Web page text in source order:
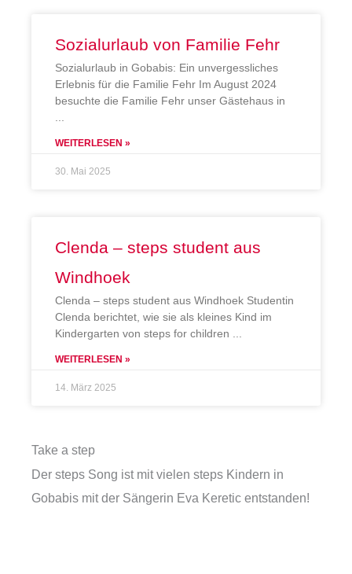
Sozialurlaub von Familie Fehr
Sozialurlaub in Gobabis: Ein unvergessliches
Erlebnis für die Familie Fehr Im August 2024
besuchte die Familie Fehr unser Gästehaus in
WEITERLESEN »
30. Mai 2025
Clenda – steps student aus
Windhoek
Clenda – steps student aus Windhoek Studentin
Clenda berichtet, wie sie als kleines Kind im
Kindergarten von steps for children
WEITERLESEN »
14. März 2025
Take a step
Der steps Song ist mit vielen steps Kindern in
Gobabis mit der Sängerin Eva Keretic entstanden!